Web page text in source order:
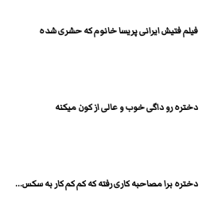
فیلم فتیش ایرانی پریسا خانوم که حشری شده
دختره رو داگی خوب و عالی از کون میکنه
دختره برا مصاحبه کاری رفته که کم کم کار به سکس...